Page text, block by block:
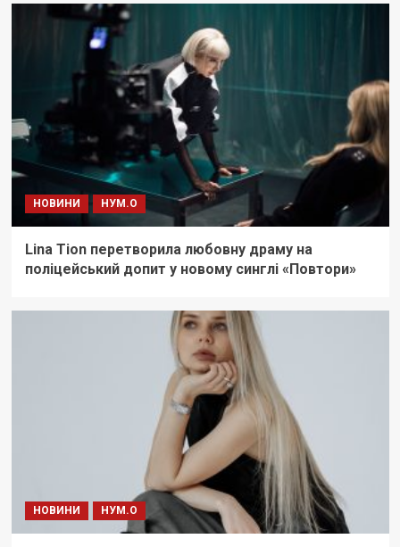
НОВИНИ НУМ.О
Lina Tion перетворила любовну драму на
поліцейський допит у новому синглі «Повтори»
НОВИНИ НУМ.О